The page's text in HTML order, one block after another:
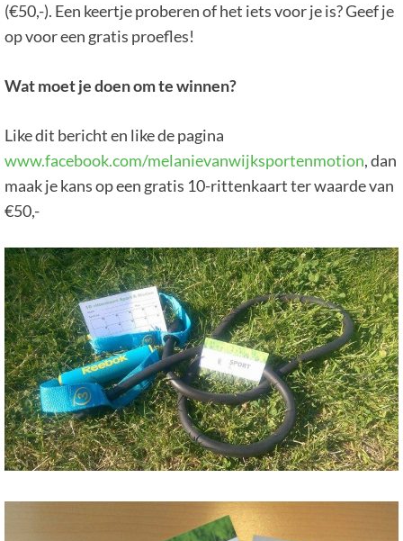
(€50,-). Een keertje proberen of het iets voor je is? Geef je
op voor een gratis proefles!
Wat moet je doen om te winnen?
Like dit bericht en like de pagina
www.facebook.com/melanievanwijksportenmotion, dan
maak je kans op een gratis 10-rittenkaart ter waarde van
€50,-